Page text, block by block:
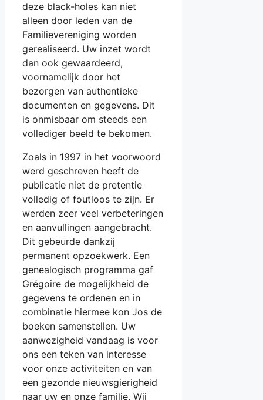
deze black-holes kan niet
alleen door leden van de
Familievereniging worden
gerealiseerd. Uw inzet wordt
dan ook gewaardeerd,
voornamelijk door het
bezorgen van authentieke
documenten en gegevens. Dit
is onmisbaar om steeds een
vollediger beeld te bekomen.
Zoals in 1997 in het voorwoord
werd geschreven heeft de
publicatie niet de pretentie
volledig of foutloos te zijn. Er
werden zeer veel verbeteringen
en aanvullingen aangebracht.
Dit gebeurde dankzij
permanent opzoekwerk. Een
genealogisch programma gaf
Grégoire de mogelijkheid de
gegevens te ordenen en in
combinatie hiermee kon Jos de
boeken samenstellen. Uw
aanwezigheid vandaag is voor
ons een teken van interesse
voor onze activiteiten en van
een gezonde nieuwsgierigheid
naar uw en onze familie. Wij